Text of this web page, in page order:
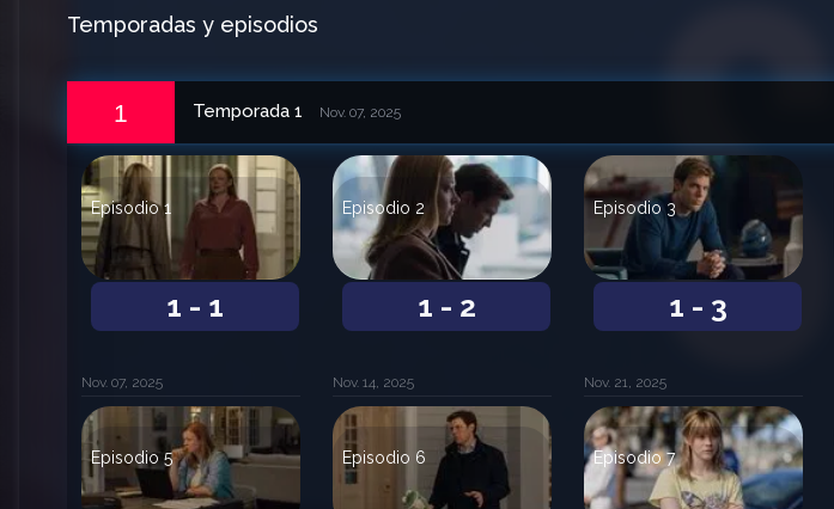
Temporadas y episodios
1 Temporada 1 Nov. 07, 2025
1 - 1
Episodio 1
Nov. 07, 2025
1 - 2
Episodio 2
Nov. 14, 2025
1 - 3
Episodio 3
Nov. 21, 2025
Episodio 5 Episodio 6 Episodio 7